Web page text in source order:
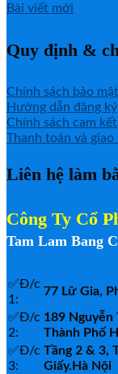
Bài viết mới
Quy định &
Chính sách bảo mật
Hướng dẫn đăng ký
Chính sách cam kết
Thanh toán và giao
Liên hệ làm
Công Ty Cổ
Tam Lam Bang
✅Đ/c
1:
77 Lữ Gia,
✅Đ/c
2:
189 Nguyễn
Thành Phố
✅Đ/c
3:
Tầng 2 & 3,
Giấy.Hà Nội